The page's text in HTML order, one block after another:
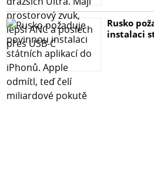
Provozní teplota: -10°C - 60°C,
Rozměry: 280 x 180 x 44 mm
Hmotnost: 1,8 kg
POE funkce:
Rusko
instalaci